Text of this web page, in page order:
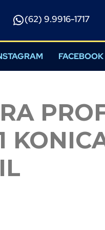
(62) 9.9916-1717​
FACEBOOK